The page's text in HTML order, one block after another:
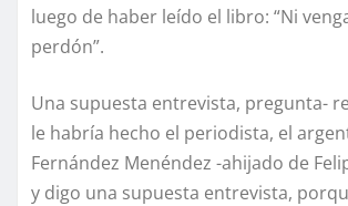
luego de haber leído el libro: “Ni
perdón”.
Una supuesta entrevista, pregunta-
le habría hecho el periodista, el
Fernández Menéndez -ahijado de
y digo una supuesta entrevista,